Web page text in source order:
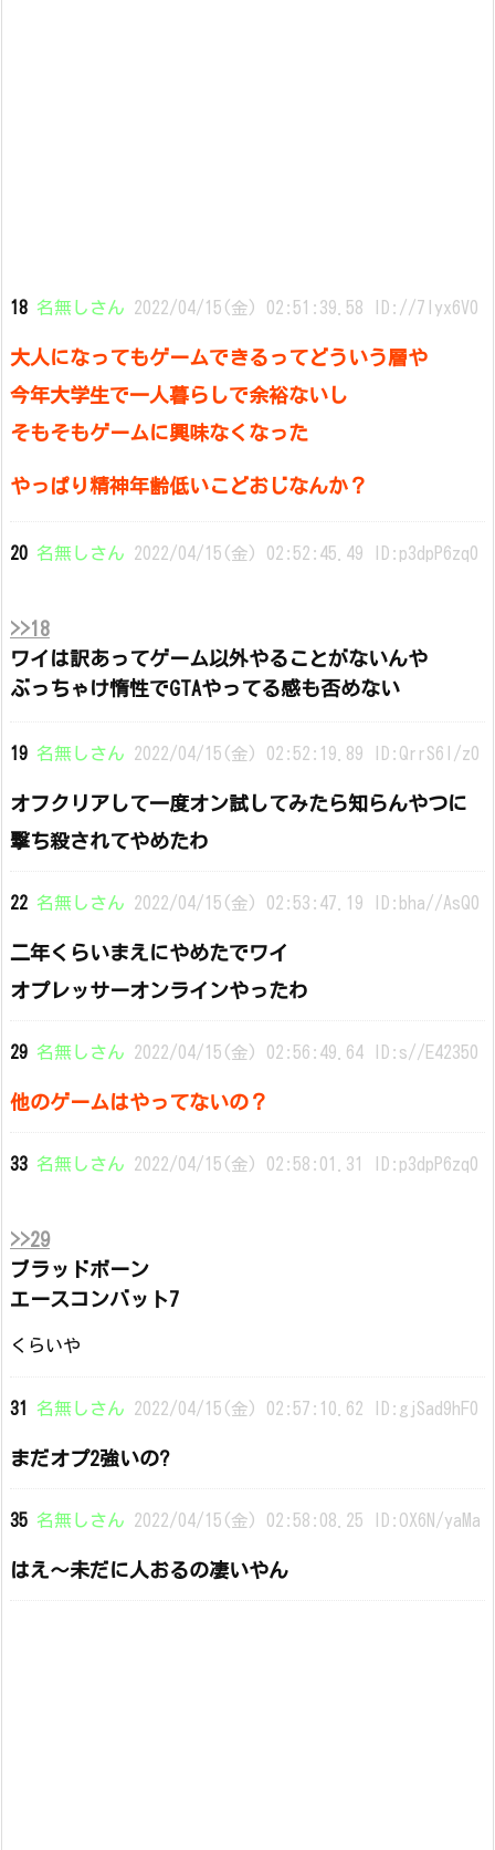
18 名無しさん 2022/04/15(金) 02:51:39.58 ID://7Iyx6V0
大人になってもゲームできるってどういう層や
今年大学生で一人暮らしで余裕ないし
そもそもゲームに興味なくなった
やっぱり精神年齢低いこどおじなんか？
20 名無しさん 2022/04/15(金) 02:52:45.49 ID:p3dpP6zq0
>>18
ワイは訳あってゲーム以外やることがないんや
ぶっちゃけ惰性でGTAやってる感も否めない
19 名無しさん 2022/04/15(金) 02:52:19.89 ID:QrrS6I/z0
オフクリアして一度オン試してみたら知らんやつに
撃ち殺されてやめたわ
22 名無しさん 2022/04/15(金) 02:53:47.19 ID:bha//AsQ0
二年くらいまえにやめたでワイ
オプレッサーオンラインやったわ
29 名無しさん 2022/04/15(金) 02:56:49.64 ID:s//E42350
他のゲームはやってないの？
33 名無しさん 2022/04/15(金) 02:58:01.31 ID:p3dpP6zq0
>>29
ブラッドボーン
エースコンバット7
くらいや
31 名無しさん 2022/04/15(金) 02:57:10.62 ID:gjSad9hF0
まだオプ2強いの?
35 名無しさん 2022/04/15(金) 02:58:08.25 ID:OX6N/yaMa
はえ〜未だに人おるの凄いやん